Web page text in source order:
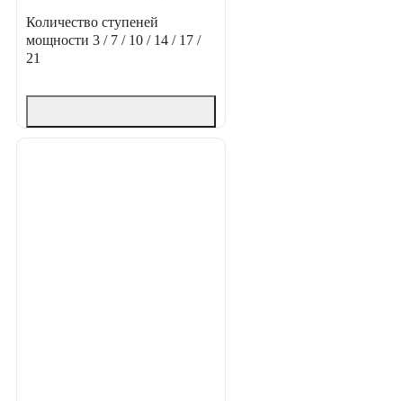
Количество ступеней
мощности 3 / 7 / 10 / 14 / 17 /
21